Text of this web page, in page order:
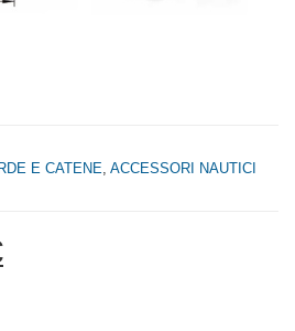
E CATENE ACCESSORI NAUTICI
originale era:
Il prezzo attuale è: